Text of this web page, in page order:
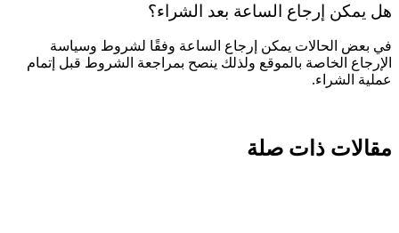
هل يمكن إرجاع الساعة بعد الشراء؟
في بعض الحالات يمكن إرجاع الساعة وفقًا لشروط وسياسة
الإرجاع الخاصة بالموقع ولذلك ينصح بمراجعة الشروط قبل إتمام
عملية الشراء.
مقالات ذات صلة